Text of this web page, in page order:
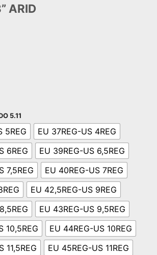
ARID
5.11
5REG
EU 37REG-US 4REG
6REG
EU 39REG-US 6,5REG
7,5REG
EU 40REG-US 7REG
EU 42,5REG-US 9REG
EU 43REG-US 9,5REG
10,5REG
EU 44REG-US 10REG
11,5REG
EU 45REG-US 11REG